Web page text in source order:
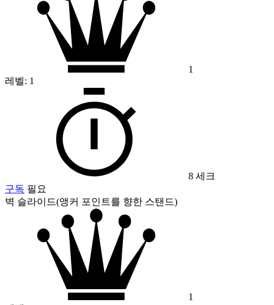
1
레벨: 1
8 세크
구독 필요
벽 슬라이드(앵커 포인트를 향한 스탠드)
1